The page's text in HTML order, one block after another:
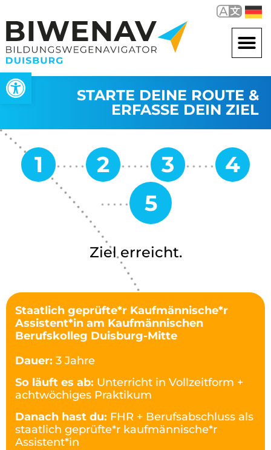
Werkzeugleiste öffnen
STARTE DEINE ROUTE &
ERFASSE DEIN ZIEL
Ziel erreicht.
Staatlich geprüfte*r Kaufmännische*r
Assistent*in am Kaufmännischen
Berufskolleg Duisburg-Mitte
Dauer: 3 Jahre
So läuft es ab: Unterricht in Vollzeitform +
achtwöchiges Praktikum
Danach hast du: FHR + Berufsabschluss als
staatlich geprüfte*r kaufmännische*r
Assistent*in